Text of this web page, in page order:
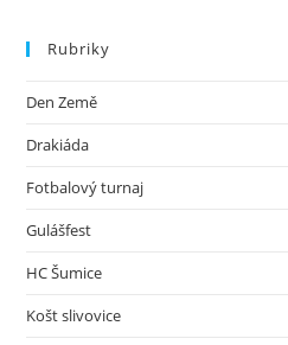
Rubriky
Den Země
Drakiáda
Fotbalový turnaj
Gulášfest
HC Šumice
Košt slivovice